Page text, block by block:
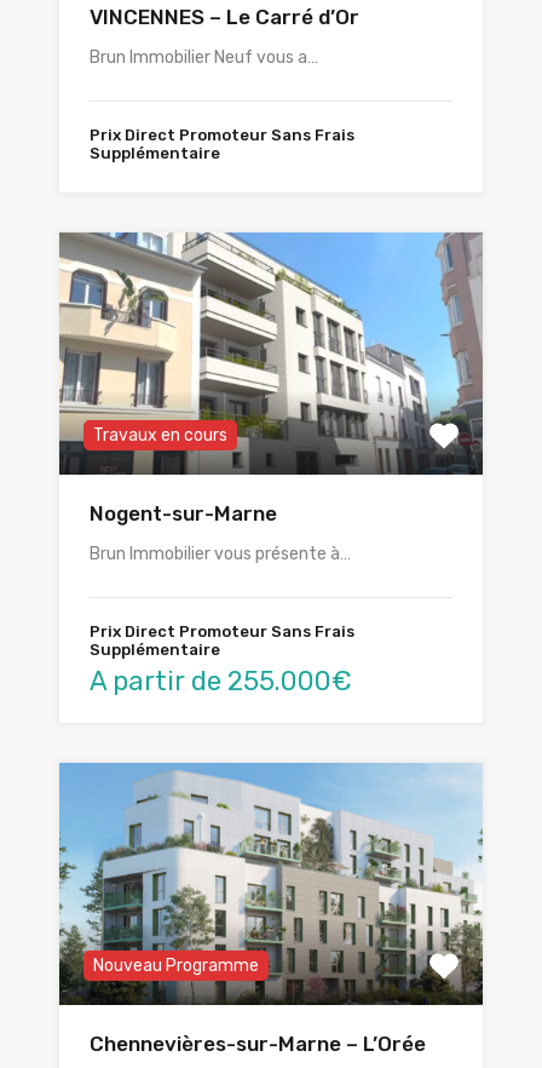
VINCENNES – Le Carré d’Or
Brun Immobilier Neuf vous a…
Prix Direct Promoteur Sans Frais
Supplémentaire
Travaux en cours
Nogent-sur-Marne
Brun Immobilier vous présente à…
Prix Direct Promoteur Sans Frais
Supplémentaire
A partir de 255.000€
Nouveau Programme
Chennevières-sur-Marne – L’Orée